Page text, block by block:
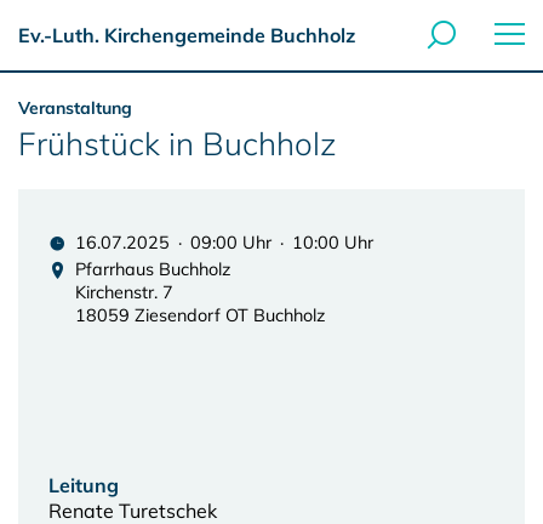
Ev.-Luth. Kirchengemeinde Buchholz
Veranstaltung
Frühstück in Buchholz
16.07.2025 · 09:00 Uhr · 10:00 Uhr
Pfarrhaus Buchholz
Kirchenstr. 7
18059 Ziesendorf OT Buchholz
Leitung
Renate Turetschek